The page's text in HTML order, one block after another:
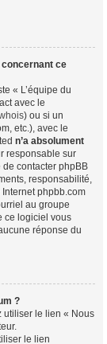
ce
« L’équipe du
avec le
) ou si un
etc.), avec le
n’a absolument
responsable sur
de contacter phpBB
responsabilité,
Internet phpbb.com
au groupe
ce logiciel vous
réponse du
?
utiliser le lien « Nous
le lien